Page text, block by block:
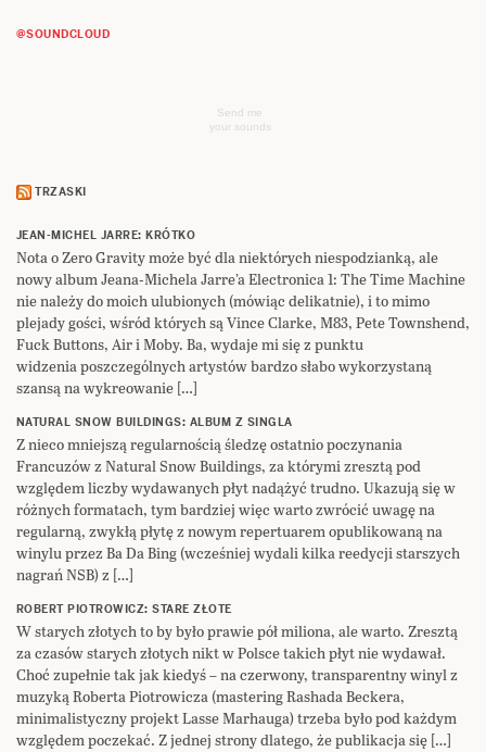
@SOUNDCLOUD
Send me
your sounds
TRZASKI
JEAN-MICHEL JARRE: KRÓTKO
Nota o Zero Gravity może być dla niektórych niespodzianką, ale
nowy album Jeana-Michela Jarre’a Electronica 1: The Time Machine
nie należy do moich ulubionych (mówiąc delikatnie), i to mimo
plejady gości, wśród których są Vince Clarke, M83, Pete Townshend,
Fuck Buttons, Air i Moby. Ba, wydaje mi się z punktu
widzenia poszczególnych artystów bardzo słabo wykorzystaną
szansą na wykreowanie […]
NATURAL SNOW BUILDINGS: ALBUM Z SINGLA
Z nieco mniejszą regularnością śledzę ostatnio poczynania
Francuzów z Natural Snow Buildings, za którymi zresztą pod
względem liczby wydawanych płyt nadążyć trudno. Ukazują się w
różnych formatach, tym bardziej więc warto zwrócić uwagę na
regularną, zwykłą płytę z nowym repertuarem opublikowaną na
winylu przez Ba Da Bing (wcześniej wydali kilka reedycji starszych
nagrań NSB) z […]
ROBERT PIOTROWICZ: STARE ZŁOTE
W starych złotych to by było prawie pół miliona, ale warto. Zresztą
za czasów starych złotych nikt w Polsce takich płyt nie wydawał.
Choć zupełnie tak jak kiedyś – na czerwony, transparentny winyl z
muzyką Roberta Piotrowicza (mastering Rashada Beckera,
minimalistyczny projekt Lasse Marhauga) trzeba było pod każdym
względem poczekać. Z jednej strony dlatego, że publikacja się […]